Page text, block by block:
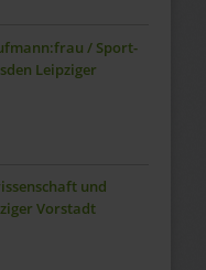
/ Sport-
Leipziger
und
Vorstadt